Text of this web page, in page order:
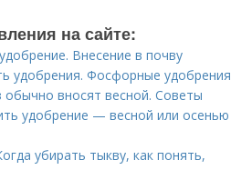
на сайте:
Внесение в почву
удобрения. Фосфорные удобрения
обычно вносят весной. Советы
удобрение — весной или осенью
убирать тыкву, как понять,